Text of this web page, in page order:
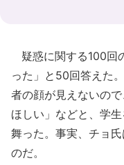
疑惑に関する100回
った」と50回答えた
者の顔が見えないの
ほしい」などと、学
舞った。事実、チョ
のだ。